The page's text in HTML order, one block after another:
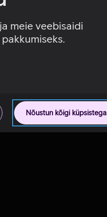
meie veebisaidi
Nõustun kõigi küpsistega